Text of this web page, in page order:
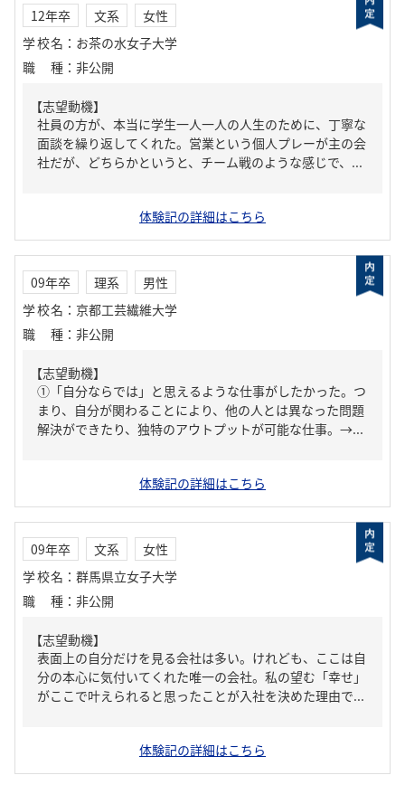
12年卒 文系
女性
学校名 ： お茶の水女子大学
職種 ： 非公開
【志望動機】
社員の方が、本当に学生一人一人の人生のために、丁寧な
面談を繰り返してくれた。営業という個人プレーが主の会
社だが、どちらかというと、チーム戦のような感じで、...
体験記の詳細はこちら
09年卒 理系
男性
学校名 ： 京都工芸繊維大学
職種 ： 非公開
【志望動機】
①「自分ならでは」と思えるような仕事がしたかった。つ
まり、自分が関わることにより、他の人とは異なった問題
解決ができたり、独特のアウトプットが可能な仕事。→...
体験記の詳細はこちら
09年卒 文系
女性
学校名 ： 群馬県立女子大学
職種 ： 非公開
【志望動機】
表面上の自分だけを見る会社は多い。けれども、ここは自
分の本心に気付いてくれた唯一の会社。私の望む「幸せ」
がここで叶えられると思ったことが入社を決めた理由で...
体験記の詳細はこちら